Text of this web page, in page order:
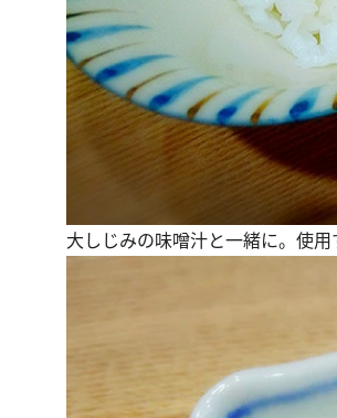
大しじみの味噌汁と一緒に。使